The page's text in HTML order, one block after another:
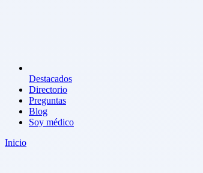
Destacados
Directorio
Preguntas
Blog
Soy médico
Inicio